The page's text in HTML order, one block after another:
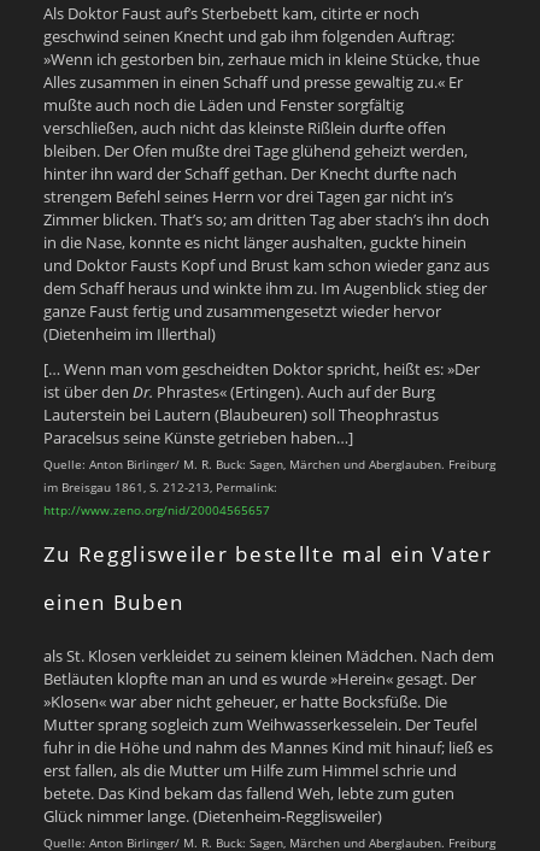
Als Doktor Faust auf’s Sterbebett kam, citirte er noch
geschwind seinen Knecht und gab ihm folgenden Auftrag:
»Wenn ich gestorben bin, zerhaue mich in kleine Stücke, thue
Alles zusammen in einen Schaff und presse gewaltig zu.« Er
mußte auch noch die Läden und Fenster sorgfältig
verschließen, auch nicht das kleinste Rißlein durfte offen
bleiben. Der Ofen mußte drei Tage glühend geheizt werden,
hinter ihn ward der Schaff gethan. Der Knecht durfte nach
strengem Befehl seines Herrn vor drei Tagen gar nicht in’s
Zimmer blicken. That’s so; am dritten Tag aber stach’s ihn doch
in die Nase, konnte es nicht länger aushalten, guckte hinein
und Doktor Fausts Kopf und Brust kam schon wieder ganz aus
dem Schaff heraus und winkte ihm zu. Im Augenblick stieg der
ganze Faust fertig und zusammengesetzt wieder hervor
(Dietenheim im Illerthal)
[… Wenn man vom gescheidten Doktor spricht, heißt es: »Der
ist über den Dr. Phrastes« (Ertingen). Auch auf der Burg
Lauterstein bei Lautern (Blaubeuren) soll Theophrastus
Paracelsus seine Künste getrieben haben…]
Quelle: Anton Birlinger/ M. R. Buck: Sagen, Märchen und Aberglauben. Freiburg
im Breisgau 1861, S. 212-213, Permalink:
http://www.zeno.org/nid/20004565657
Zu Regglisweiler bestellte mal ein Vater
einen Buben
als St. Klosen verkleidet zu seinem kleinen Mädchen. Nach dem
Betläuten klopfte man an und es wurde »Herein« gesagt. Der
»Klosen« war aber nicht geheuer, er hatte Bocksfüße. Die
Mutter sprang sogleich zum Weihwasserkesselein. Der Teufel
fuhr in die Höhe und nahm des Mannes Kind mit hinauf; ließ es
erst fallen, als die Mutter um Hilfe zum Himmel schrie und
betete. Das Kind bekam das fallend Weh, lebte zum guten
Glück nimmer lange. (Dietenheim-Regglisweiler)
Quelle: Anton Birlinger/ M. R. Buck: Sagen, Märchen und Aberglauben. Freiburg